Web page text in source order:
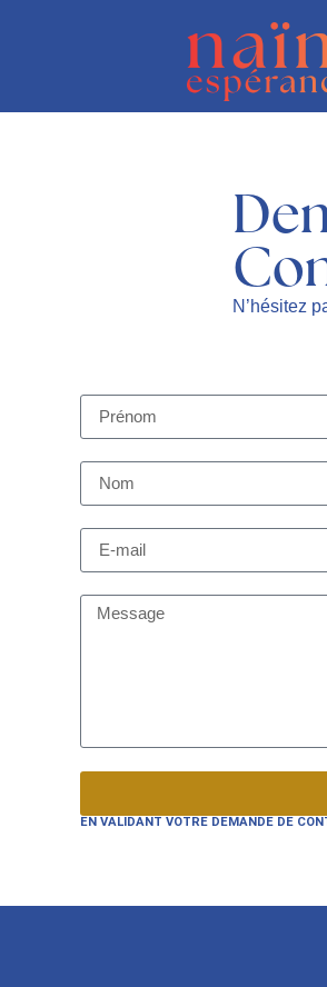
N’hésitez
EN VALIDANT VOTRE DEMANDE DE